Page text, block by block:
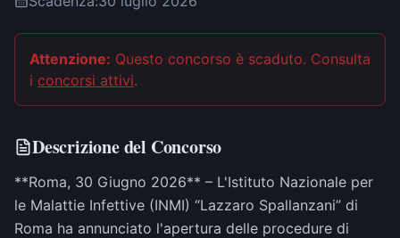
Attenzione: Questo concorso è scaduto. Consulta
i concorsi attivi.
Descrizione del Concorso
**Roma, 30 Giugno 2026** – L'Istituto Nazionale per
le Malattie Infettive (INMI) “Lazzaro Spallanzani” di
Roma ha annunciato l'apertura delle procedure di